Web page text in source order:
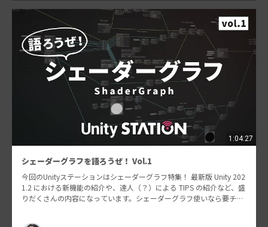
1:04:27
シェーダーグラフを語ろうぜ！ Vol.1
今回のUnityステーションはシェーダーグラフ特集！ 最新版 Unity 202
1.2 における新機能の紹介や、達人（？）による TIPS の紹介など、盛
りだくさんの内容になっています。シェーダーグラフ使いなら要チェ